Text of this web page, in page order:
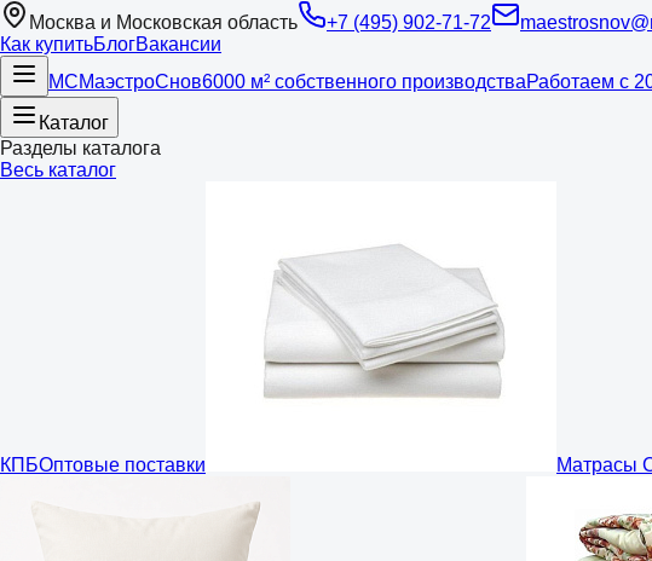
Москва и Московская область +7 (495) 902-71-72
Как купитьБлогВакансии
МСМаэстроСнов6000 м² собственного производстваРаботаем с
Каталог
Разделы каталога
Весь каталог
КПБОптовые поставки Матрасы